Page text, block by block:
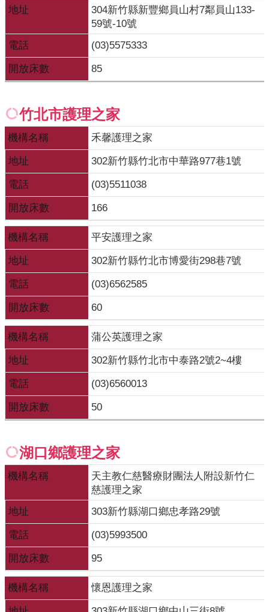
測
兒
童
牙
氟
M
痘
醫
療
器
材
回
首
頁
網
站
導
覽
English
智
慧
產
權
宣
隱
私
權
及
安
全
政
地址
304新竹縣新豐鄉員山村7鄰員山133-
59號-10號
電話
(03)5575333
開放床數 85
竹北市護理之家
機構名稱 禾馨護理之家
地址 302新竹縣竹北市中華路977巷1號
電話 (03)5511038
開放床數 166
機構名稱 平安護理之家
地址 302新竹縣竹北市博愛街298巷7號
電話 (03)6562585
開放床數 60
機構名稱 蒲公英護理之家
地址 302新竹縣竹北市中泰路2號2~4樓
電話 (03)6560013
開放床數 50
湖口鄉護理之家
機構名稱
天主教仁慈醫療財團法人附設新竹仁
慈護理之家
地址
303新竹縣湖口鄉忠孝路29號
電話 (03)5993500
開放床數 95
機構名稱 懷恩護理之家